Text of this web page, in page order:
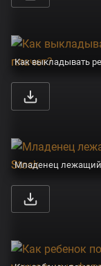
Как выкладывать
Младенец лежащий